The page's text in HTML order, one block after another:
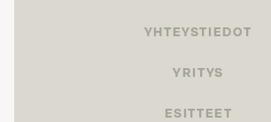
YHTEYSTIEDOT
YRITYS
ESITTEET